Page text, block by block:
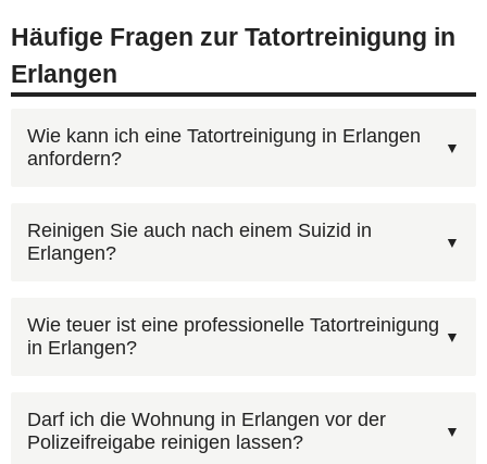
Häufige Fragen zur Tatortreinigung in
Erlangen
Wie kann ich eine Tatortreinigung in Erlangen
anfordern?
Rufen Sie unsere kostenlose Beratungshotline
0800 6003005
Feiertagen. Alternativ können Sie uns über das
Kontaktformular
Reinigen Sie auch nach einem Suizid in
Erlangen?
In den meisten Fällen ja. Wir verfügen über
Spezialreiniger, die Blut auch aus porösen
Erlangen nicht vollständig zu reinigen sein,
entfernen und entsorgen wir ihn fachgerecht.
Wie teuer ist eine professionelle Tatortreinigung
in Erlangen?
Ja, wir erstellen grundsätzlich einen kostenfreien
Kostenvoranschlag, bevor wir mit der Arbeit
Darf ich die Wohnung in Erlangen vor der
Polizeifreigabe reinigen lassen?